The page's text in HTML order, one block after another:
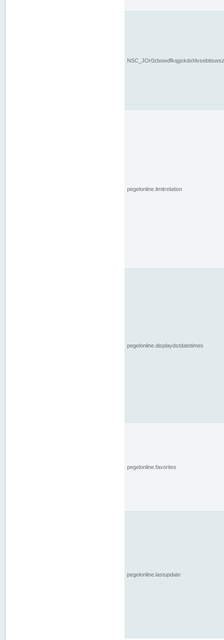
pegelonline.limitrelation
pegelonline.displaydstdatetimes
pegelonline.favorites
pegelonline.lastupdate